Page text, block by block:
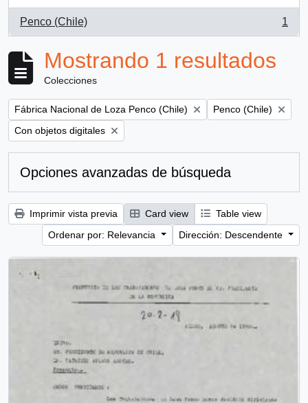
Penco (Chile)
, 1 resultados
1
Mostrando 1 resultados
Colecciones
Remove filter:
Fábrica Nacional de Loza Penco (Chile) Remove filter:
Penco (Chile)
Remove filter:
Con objetos digitales
Opciones avanzadas de búsqueda
Imprimir vista previa Card view
Table view
Ordenar por: Relevancia
Dirección: Descendente